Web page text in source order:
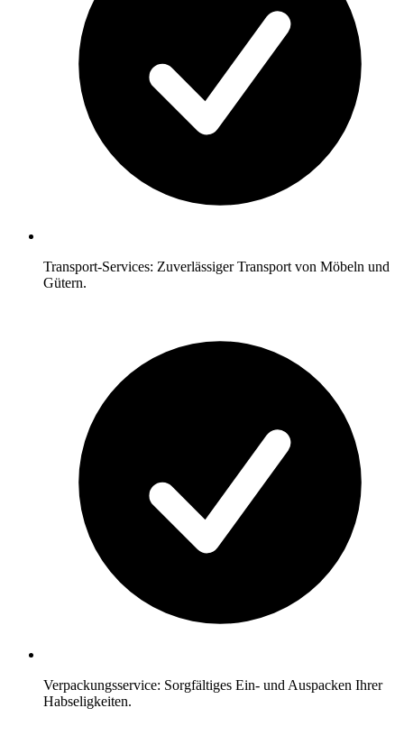
Transport-Services: Zuverlässiger Transport von Möbeln und
Gütern.
Verpackungsservice: Sorgfältiges Ein- und Auspacken Ihrer
Habseligkeiten.